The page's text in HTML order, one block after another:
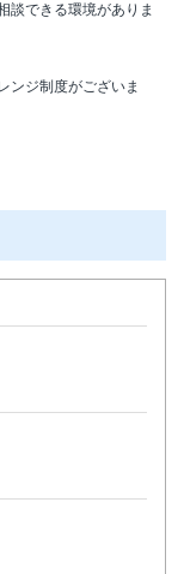
談できる環境がありま
ンジ制度がございま